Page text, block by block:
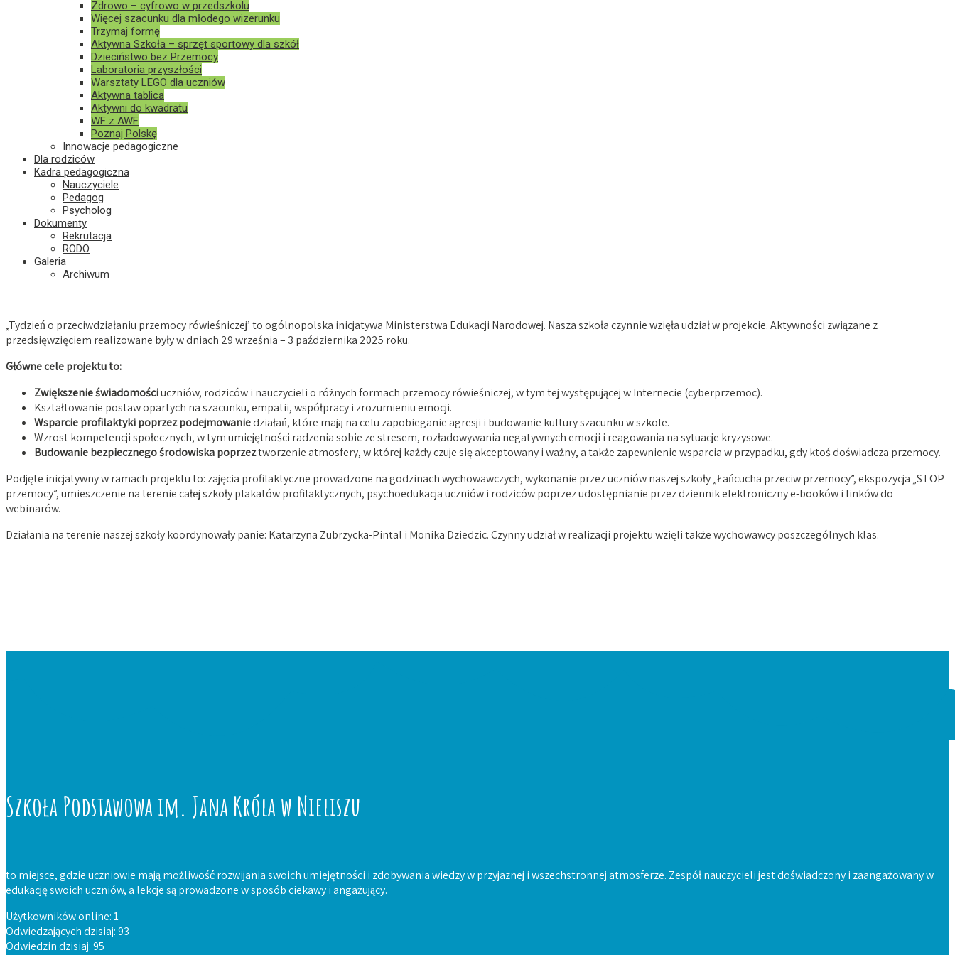
Zdrowo – cyfrowo w przedszkolu
Więcej szacunku dla młodego wizerunku
Trzymaj formę
Aktywna Szkoła – sprzęt sportowy dla szkół
Dzieciństwo bez Przemocy
Laboratoria przyszłości
Warsztaty LEGO dla uczniów
Aktywna tablica
Aktywni do kwadratu
WF z AWF
Poznaj Polskę
Innowacje pedagogiczne
Dla rodziców
Kadra pedagogiczna
Nauczyciele
Pedagog
Psycholog
Dokumenty
Rekrutacja
RODO
Galeria
Archiwum
„Tydzień o przeciwdziałaniu przemocy rówieśniczej’ to ogólnopolska inicjatywa Ministerstwa Edukacji Narodowej. Nasza szkoła czynnie wzięła udział w projekcie. Aktywności związane z
przedsięwzięciem realizowane były w dniach 29 września – 3 października 2025 roku.
Główne cele projektu to:
Zwiększenie świadomościuczniów, rodziców i nauczycieli o różnych formach przemocy rówieśniczej, w tym tej występującej w Internecie (cyberprzemoc).
Kształtowanie postaw opartych na szacunku, empatii, współpracy i zrozumieniu emocji.
Wsparcie profilaktyki poprzez podejmowaniedziałań, które mają na celu zapobieganie agresji i budowanie kultury szacunku w szkole.
Wzrost kompetencji społecznych, w tym umiejętności radzenia sobie ze stresem, rozładowywania negatywnych emocji i reagowania na sytuacje kryzysowe.
Budowanie bezpiecznego środowiska poprzeztworzenie atmosfery, w której każdy czuje się akceptowany i ważny, a także zapewnienie wsparcia w przypadku, gdy ktoś doświadcza przemocy.
Podjęte inicjatywny w ramach projektu to: zajęcia profilaktyczne prowadzone na godzinach wychowawczych, wykonanie przez uczniów naszej szkoły „Łańcucha przeciw przemocy”, ekspozycja „STOP
przemocy”, umieszczenie na terenie całej szkoły plakatów profilaktycznych, psychoedukacja uczniów i rodziców poprzez udostępnianie przez dziennik elektroniczny e-booków i linków do
webinarów.
Działania na terenie naszej szkoły koordynowały panie: Katarzyna Zubrzycka-Pintal i Monika Dziedzic. Czynny udział w realizacji projektu wzięli także wychowawcy poszczególnych klas.
Szkoła Podstawowa im. Jana Króla w Nieliszu
to miejsce, gdzie uczniowie mają możliwość rozwijania swoich umiejętności i zdobywania wiedzy w przyjaznej i wszechstronnej atmosferze. Zespół nauczycieli jest doświadczony i zaangażowany w
edukację swoich uczniów, a lekcje są prowadzone w sposób ciekawy i angażujący.
Użytkowników online: 1
Odwiedzających dzisiaj: 93
Odwiedzin dzisiaj: 95